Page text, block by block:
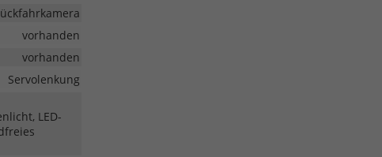
vorhanden
vorhanden
Servolenkung
LED-